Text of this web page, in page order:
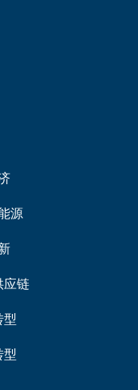
源
应链
型
型